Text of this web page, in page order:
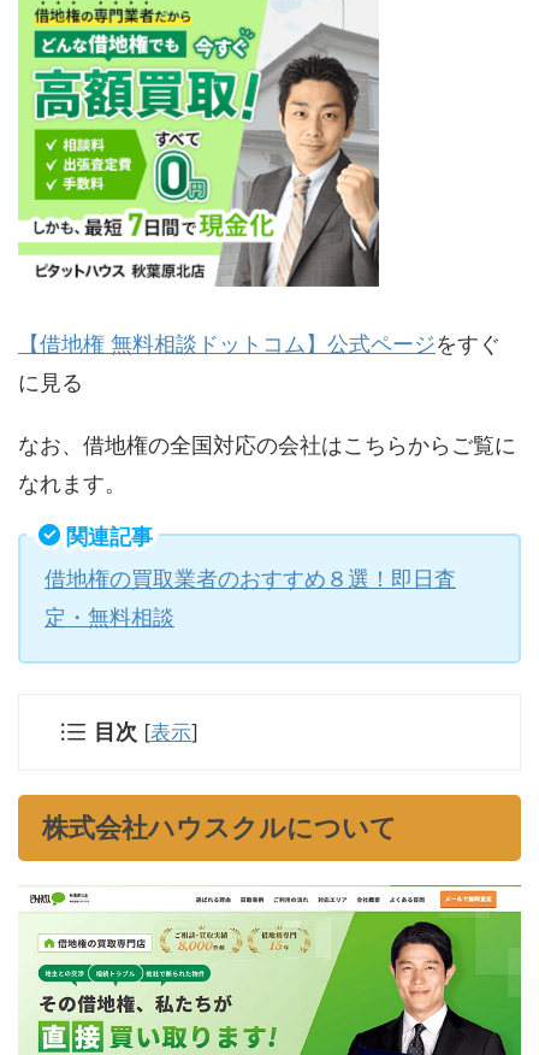
【借地権 無料相談ドットコム】公式ページをすぐ
に見る
なお、借地権の全国対応の会社はこちらからご覧に
なれます。
関連記事
借地権の買取業者のおすすめ８選！即日査
定・無料相談
目次 [表示]
株式会社ハウスクルについて